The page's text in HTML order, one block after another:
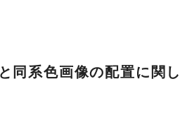
同系色画像の配置に関